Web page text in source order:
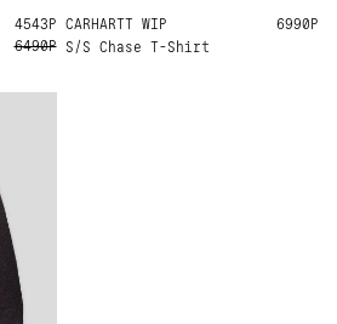
4543Р
6490Р
CARHARTT WIP
S/S Chase T-Shirt
XXL 6990Р